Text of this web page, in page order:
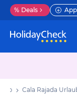
% Deals
Cala Rajada